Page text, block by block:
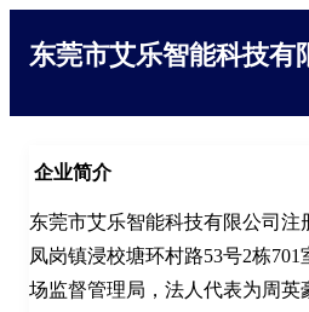
东莞市艾乐智能科技有
企业简介
东莞市艾乐智能科技有限公司
凤岗镇浸校塘环村路53号2栋
场监督管理局，法人代表为周英